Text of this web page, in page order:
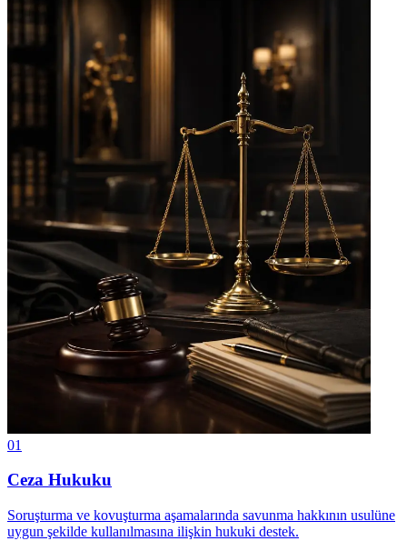
01
Ceza Hukuku
Soruşturma ve kovuşturma aşamalarında savunma hakkının usulüne
uygun şekilde kullanılmasına ilişkin hukuki destek.